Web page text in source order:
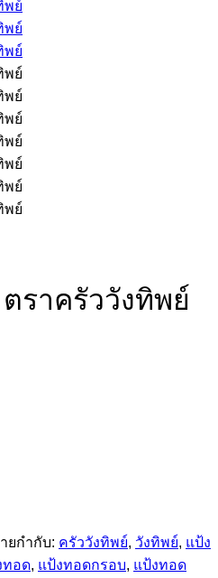
ราครัววังทิพย์
ยกำกับ: ครัววังทิพย์, วังทิพย์, แป้ง
ทอด, แป้งทอดกรอบ, แป้งทอด